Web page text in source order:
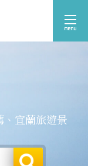
宜蘭旅遊景